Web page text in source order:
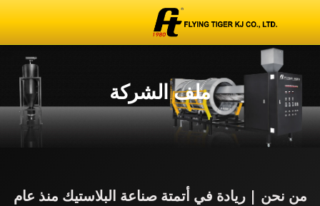
ملف الشركة
من نحن | ريادة في أتمتة صناعة البلاستيك منذ عام